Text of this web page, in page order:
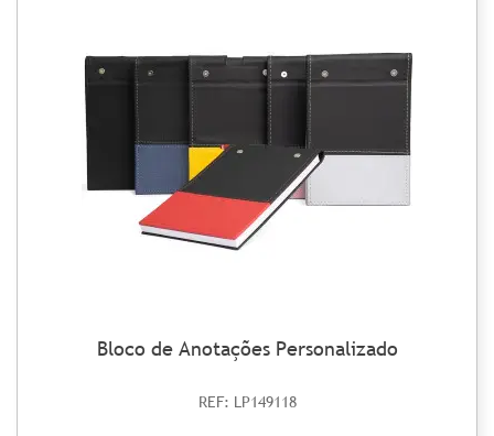
Bloco de Anotações Personalizado
REF: LP149118